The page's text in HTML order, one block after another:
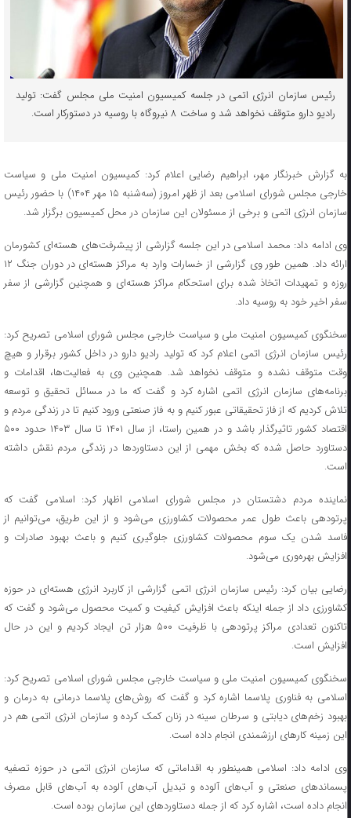
رئیس سازمان انرژی اتمی در جلسه کمیسیون امنیت ملی مجلس گفت: تولید
رادیو دارو متوقف نخواهد شد و ساخت ۸ نیروگاه با روسیه در دستورکار است.
به گزارش خبرنگار مهر، ابراهیم رضایی اعلام کرد: کمیسیون امنیت ملی و سیاست
خارجی مجلس شورای اسلامی بعد از ظهر امروز (سه‌شنبه ۱۵ مهر ۱۴۰۴) با حضور رئیس
سازمان انرژی اتمی و برخی از مسئولان این سازمان در محل کمیسیون برگزار شد.
وی ادامه داد: محمد اسلامی در این جلسه گزارشی از پیشرفت‌های هسته‌ای کشورمان
ارائه داد. همین طور وی گزارشی از خسارات وارد به مراکز هسته‌ای در دوران جنگ ۱۲
روزه و تمهیدات اتخاذ شده برای استحکام مراکز هسته‌ای و همچنین گزارشی از سفر
سفر اخیر خود به روسیه داد.
سخنگوی کمیسیون امنیت ملی و سیاست خارجی مجلس شورای اسلامی تصریح کرد:
رئیس سازمان انرژی اتمی اعلام کرد که تولید رادیو دارو در داخل کشور برقرار و هیچ
وقت متوقف نشده و متوقف نخواهد شد. همچنین وی به فعالیت‌ها، اقدامات و
برنامه‌های سازمان انرژی اتمی اشاره کرد و گفت که ما در مسائل تحقیق و توسعه
تلاش کردیم که از فاز تحقیقاتی عبور کنیم و به فاز صنعتی ورود کنیم تا در زندگی مردم و
اقتصاد کشور تاثیرگذار باشد و در همین راستا، از سال ۱۴۰۱ تا سال ۱۴۰۳ حدود ۵۰۰
دستاورد حاصل شده که بخش مهمی از این دستاوردها در زندگی مردم نقش داشته
است.
نماینده مردم دشتستان در مجلس شورای اسلامی اظهار کرد: اسلامی گفت که
پرتودهی باعث طول عمر محصولات کشاورزی می‌شود و از این طریق، می‌توانیم از
فاسد شدن یک سوم محصولات کشاورزی جلوگیری کنیم و باعث بهبود صادرات و
افزایش بهره‌وری می‌شود.
رضایی بیان کرد: رئیس سازمان انرژی اتمی گزارشی از کاربرد انرژی هسته‌ای در حوزه
کشاورزی داد از جمله اینکه باعث افزایش کیفیت و کمیت محصول می‌شود و گفت که
تاکنون تعدادی مراکز پرتودهی با ظرفیت ۵۰۰ هزار تن ایجاد کردیم و این در حال
افزایش است.
سخنگوی کمیسیون امنیت ملی و سیاست خارجی مجلس شورای اسلامی تصریح کرد:
اسلامی به فناوری پلاسما اشاره کرد و گفت که روش‌های پلاسما درمانی به درمان و
بهبود زخم‌های دیابتی و سرطان سینه در زنان کمک کرده و سازمان انرژی اتمی هم در
این زمینه کارهای ارزشمندی انجام داده است.
وی ادامه داد: اسلامی همینطور به اقداماتی که سازمان انرژی اتمی در حوزه تصفیه
پسماندهای صنعتی و آب‌های آلوده و تبدیل آب‌های آلوده به آب‌های قابل مصرف
انجام داده است، اشاره کرد که از جمله دستاوردهای این سازمان بوده است.